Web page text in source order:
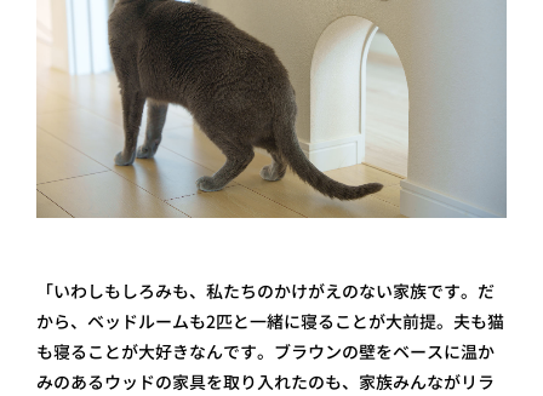
「いわしもしろみも、私たちのかけがえのない家族です。だ
から、ベッドルームも2匹と一緒に寝ることが大前提。夫も猫
も寝ることが大好きなんです。ブラウンの壁をベースに温か
みのあるウッドの家具を取り入れたのも、家族みんながリラ